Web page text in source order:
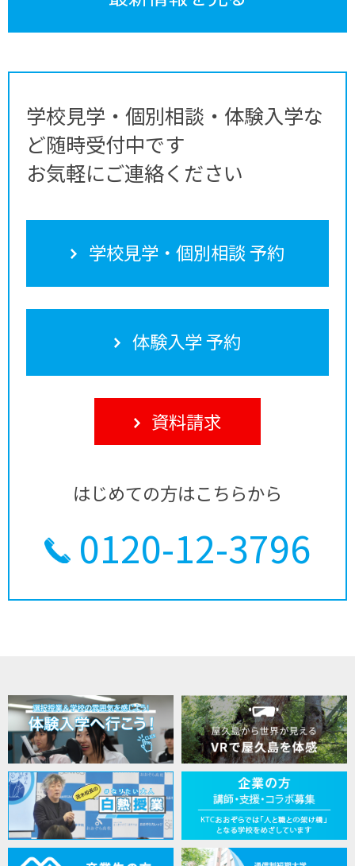
学校見学・個別相談・体験入学な
ど随時受付中です
お気軽にご連絡ください
学校見学・個別相談 予約
体験入学 予約
資料請求
はじめての方はこちらから
0120-12-3796